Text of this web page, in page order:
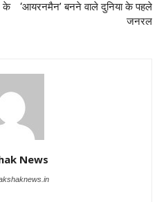
के
‘आयरनमैन’ बनने वाले दुनिया के पहले
जनरल
News